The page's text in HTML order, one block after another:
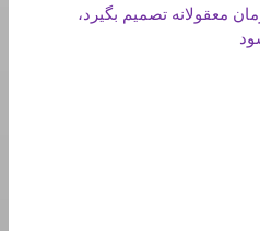
معقولانه تصميم بگيرد،